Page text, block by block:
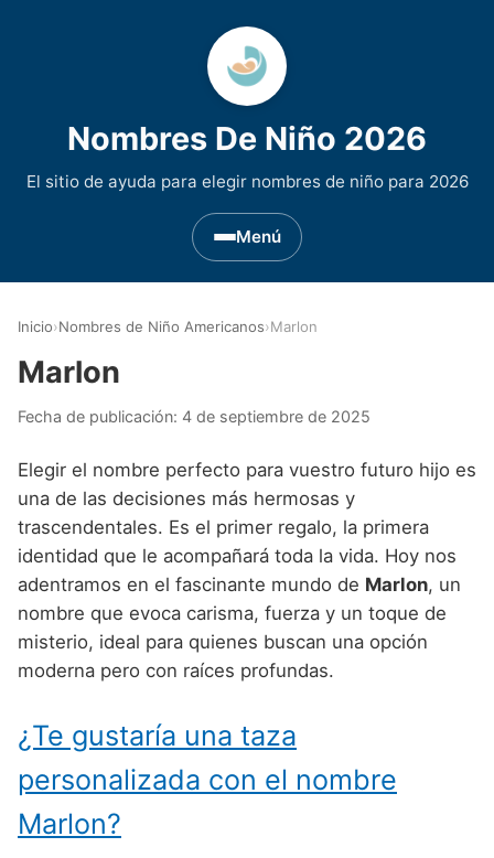
Nombres De Niño 2026
El sitio de ayuda para elegir nombres de niño para 2026
Menú
Nombres de niño que empiezan por D
Nombres de niño que empiezan por E
Nombres de niño que empiezan por F
Nombres de niño que empiezan por G
Nombres de niño que empiezan por H
Nombres de niño que empiezan por J
Nombres de niño que empiezan por K
Nombres de niño que empiezan por L
Nombres de Niño Asturianos
Nombres de Niño Baleares
Nombres de Niño Canarios
Nombres de Niño Cantabros
Nombres de Niño Castellanos
Nombres de Niño Extremeños
Nombres de Niño Gallegos
Nombres de Niño Celtas
Nombres de Niño Egipcios
Nombres de Niño Griegos
Nombres de Niño Mitologicos
Nombres de Niño Romanos
Nombres de Niño Alemanes
Nombres de Niño Americanos
Nombres de Niño Arabes
Nombres de Niño Chinos
Nombres de Niño Franceses
Nombres de Niño Ingleses
Nombres de Niño Italianos
Buscar
Inicio›Nombres de Niño Americanos›Marlon
Marlon
Fecha de publicación: 4 de septiembre de 2025
Elegir el nombre perfecto para vuestro futuro hijo es
una de las decisiones más hermosas y
trascendentales. Es el primer regalo, la primera
identidad que le acompañará toda la vida. Hoy nos
adentramos en el fascinante mundo de Marlon, un
nombre que evoca carisma, fuerza y un toque de
misterio, ideal para quienes buscan una opción
moderna pero con raíces profundas.
¿Te gustaría una taza
personalizada con el nombre
Marlon?